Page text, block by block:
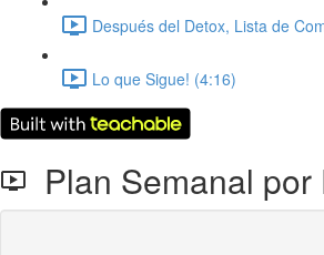
Después del Detox, Lista de
Lo que Sigue! (4:16)
Plan Semanal